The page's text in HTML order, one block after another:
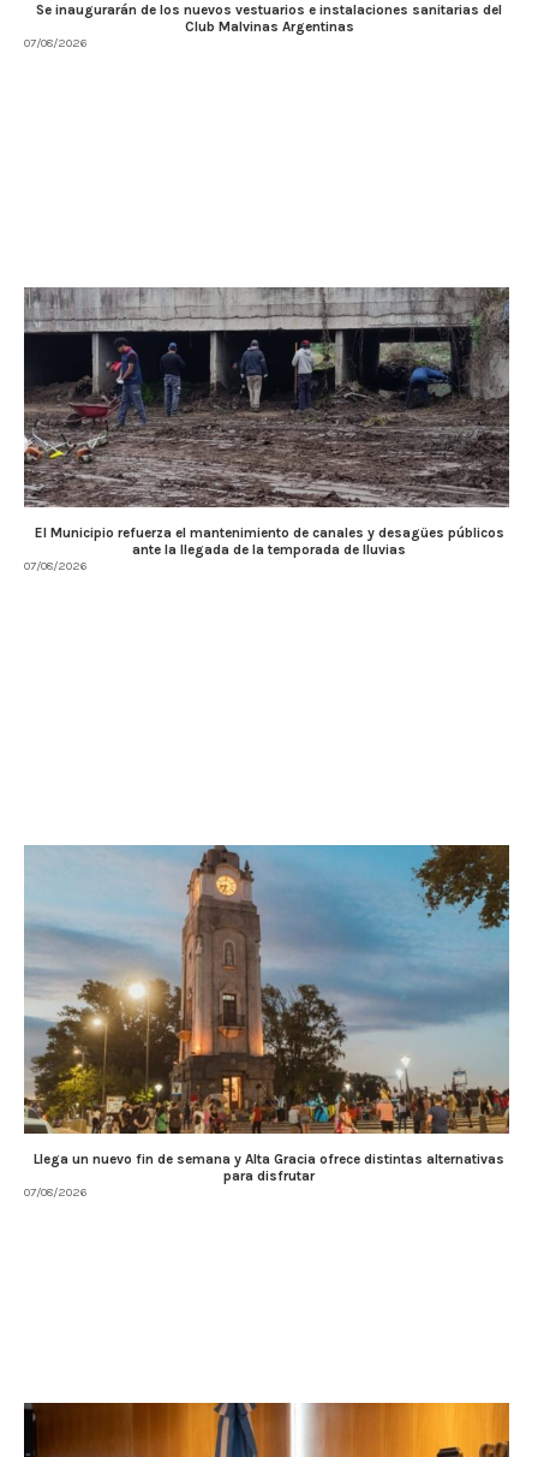
Se inaugurarán de los nuevos vestuarios e instalaciones sanitarias del
Club Malvinas Argentinas
07/08/2026
El Municipio refuerza el mantenimiento de canales y desagües públicos
ante la llegada de la temporada de lluvias
07/08/2026
Llega un nuevo fin de semana y Alta Gracia ofrece distintas alternativas
para disfrutar
07/08/2026